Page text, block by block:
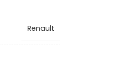
Renault